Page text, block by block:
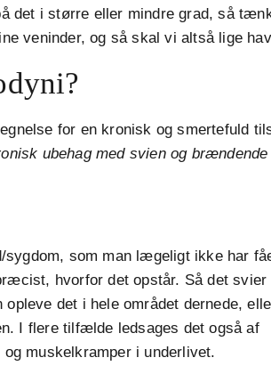
det i større eller mindre grad, så
veninder, og så skal vi altså lige
for en kronisk og smertefuld
ubehag med svien og
sygdom, som man lægeligt ikke har
hvorfor det opstår. Så det
opleve det i hele området dernede,
I flere tilfælde ledsages det også af
muskelkramper i underlivet.